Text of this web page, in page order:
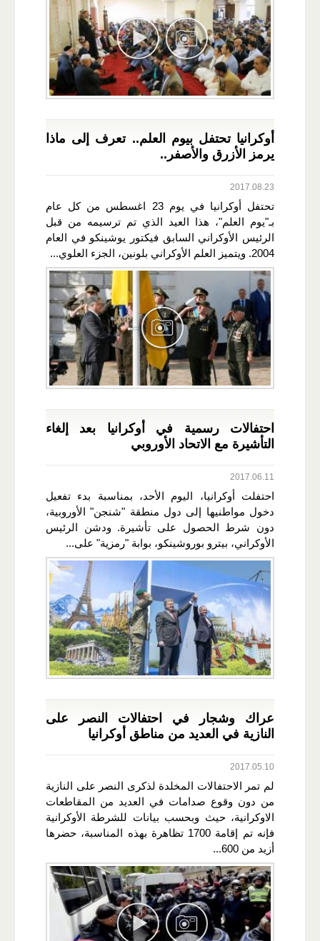
أوكرانيا تحتفل بيوم العلم.. تعرف إلى ماذا
يرمز الأزرق والأصفر..
2017.08.23
تحتفل أوكرانيا في يوم 23 اغسطس من كل عام
بـ"يوم العلم"، هذا العيد الذي تم ترسيمه من قبل
الرئيس الأوكراني السابق فيكتور يوشينكو في العام
2004. ويتميز العلم الأوكراني بلونين، الجزء العلوي...
احتفالات رسمية في أوكرانيا بعد إلغاء
التأشيرة مع الاتحاد الأوروبي
2017.06.11
احتفلت أوكرانيا، اليوم الأحد، بمناسبة بدء تفعيل
دخول مواطنيها إلى دول منطقة "شنجن" الأوروبية،
دون شرط الحصول على تأشيرة. ودشن الرئيس
الأوكراني، بيترو بوروشينكو، بوابة "رمزية" على...
عراك وشجار في احتفالات النصر على
النازية في العديد من مناطق أوكرانيا
2017.05.10
لم تمر الاحتفالات المخلدة لذكرى النصر على النازية
من دون وقوع صدامات في العديد من المقاطعات
الاوكرانية، حيث وبحسب بيانات للشرطة الأوكرانية
فإنه تم إقامة 1700 تظاهرة بهذه المناسبة، حضرها
أزيد من 600...